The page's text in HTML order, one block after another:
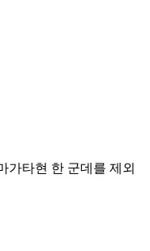
가타현 한 군데를 제외